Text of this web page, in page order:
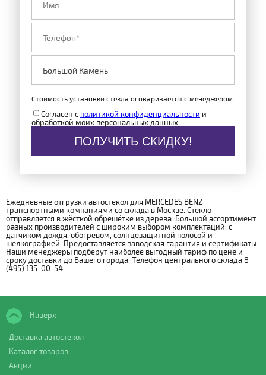
Стоимость установки стекла оговаривается с менеджером
Согласен с политикой конфиденциальности и
обработкой моих персональных данных
ПОЛУЧИТЬ СКИДКУ!
Ежедневные отгрузки автостёкол для MERCEDES BENZ
транспортными компаниями со склада в Москве. Стекло
отправляется в жёсткой обрешётке из дерева. Большой ассортимент
разных производителей с широким выбором комплектаций: с
датчиком дождя, обогревом, солнцезащитной полосой и
шелкографией. Предоставляется заводская гарантия и сертификаты.
Наши менеджеры подберут наиболее выгодный тариф по цене и
сроку доставки до Вашего города. Телефон центрального склада 8
(495) 135-00-54.
Наверх
Доставка автостекол
Каталог товаров
Акции